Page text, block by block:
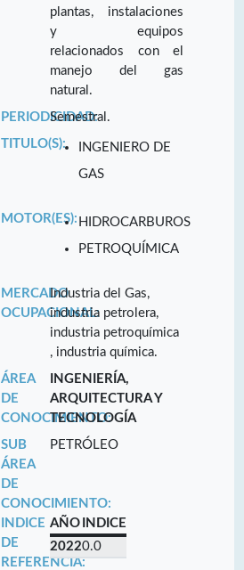
plantas, instalaciones
y equipos
relacionados con el
manejo del gas
natural.
PERIODICIDAD:
Semestral.
TITULO(S):
INGENIERO DE
GAS
MOTOR(ES): HIDROCARBUROS
PETROQUÍMICA
MERCADO
OCUPACIONAL:
Industria del Gas,
industria petrolera,
industria petroquímica
, industria química.
ÁREA
DE
CONOCIMIENTO:
INGENIERÍA,
ARQUITECTURA Y
TECNOLOGÍA
SUB
ÁREA
DE
CONOCIMIENTO:
PETRÓLEO
INDICE
DE
REFERENCIA:
AÑO INDICE
20220.0